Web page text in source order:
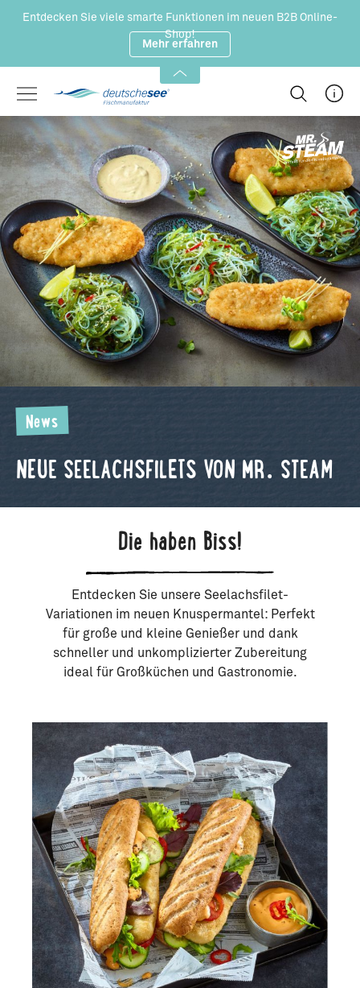
Zum Hauptinhalt springen
Entdecken Sie viele smarte Funktionen im neuen B2B Online-
Shop!
Mehr erfahren
News
NEUE SEELACHSFILETS VON MR. STEAM
Die haben Biss!
Entdecken Sie unsere Seelachsfilet-
Variationen im neuen Knuspermantel: Perfekt
für große und kleine Genießer und dank
schneller und unkomplizierter Zubereitung
ideal für Großküchen und Gastronomie.